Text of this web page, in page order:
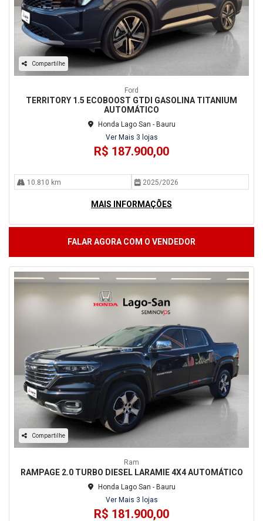
Compartilhe
Ford
TERRITORY 1.5 ECOBOOST GTDI GASOLINA TITANIUM
AUTOMÁTICO
Honda Lago San - Bauru
Ver Mais 3 lojas
R$ 187.900,00
10.810 km 2025/2026
MAIS INFORMAÇÕES
FALAR AGORA COM O VENDEDOR
Compartilhe
Ram
RAMPAGE 2.0 TURBO DIESEL LARAMIE 4X4 AUTOMÁTICO
Honda Lago San - Bauru
Ver Mais 3 lojas
R$ 181.900,00